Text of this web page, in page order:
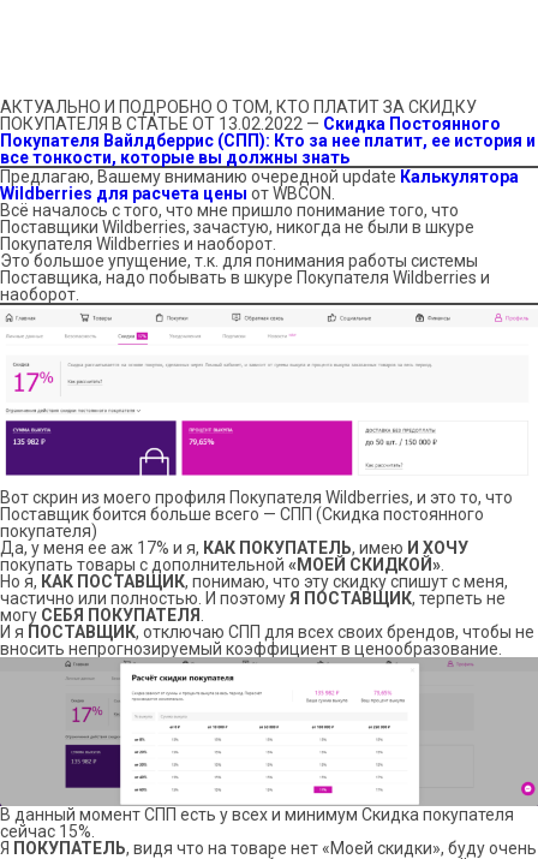
АКТУАЛЬНО И ПОДРОБНО О ТОМ, КТО ПЛАТИТ ЗА СКИДКУ
ПОКУПАТЕЛЯ В СТАТЬЕ ОТ 13.02.2022 — Скидка Постоянного
Покупателя Вайлдберрис (СПП): Кто за нее платит, ее история и
все тонкости, которые вы должны знать
Предлагаю, Вашему вниманию очередной update Калькулятора
Wildberries для расчета цены от WBCON.
Всё началось с того, что мне пришло понимание того, что
Поставщики Wildberries, зачастую, никогда не были в шкуре
Покупателя Wildberries и наоборот.
Это большое упущение, т.к. для понимания работы системы
Поставщика, надо побывать в шкуре Покупателя Wildberries и
наоборот.
Вот скрин из моего профиля Покупателя Wildberries, и это то, что
Поставщик боится больше всего — СПП (Скидка постоянного
покупателя)
Да, у меня ее аж 17% и я, КАК ПОКУПАТЕЛЬ, имею И ХОЧУ
покупать товары с дополнительной «МОЕЙ СКИДКОЙ»
Но я, КАК ПОСТАВЩИК, понимаю, что эту скидку спишут с меня,
частично или полностью. И поэтому Я ПОСТАВЩИК, терпеть не
могу СЕБЯ ПОКУПАТЕЛЯ
И я ПОСТАВЩИК, отключаю СПП для всех своих брендов, чтобы не
вносить непрогнозируемый коэффициент в ценообразование.
В данный момент СПП есть у всех и минимум Скидка покупателя
сейчас 15%.
Я ПОКУПАТЕЛЬ, видя что на товаре нет «Моей скидки», буду очень